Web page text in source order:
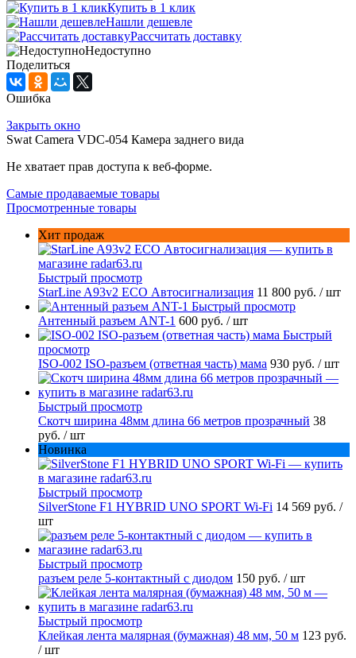
Купить в 1 клик
Нашли дешевле
Рассчитать доставку
Недоступно
Поделиться
Ошибка
Закрыть окно
Swat Camera VDC-054 Камера заднего вида
Не хватает прав доступа к веб-форме.
Самые продаваемые товары
Просмотренные товары
Хит продаж
Быстрый просмотр
StarLine A93v2 ECO Автосигнализация 11 800 руб. / шт
Быстрый просмотр
Антенный разъем ANT-1 600 руб. / шт
Быстрый
просмотр
ISO-002 ISO-разъем (ответная часть) мама 930 руб. / шт
Быстрый просмотр
Скотч ширина 48мм длина 66 метров прозрачный 38
руб. / шт
Новинка
Быстрый просмотр
SilverStone F1 HYBRID UNO SPORT Wi-Fi 14 569 руб. /
шт
Быстрый просмотр
разъем реле 5-контактный с диодом 150 руб. / шт
Быстрый просмотр
Клейкая лента малярная (бумажная) 48 мм, 50 м 123 руб.
/ шт